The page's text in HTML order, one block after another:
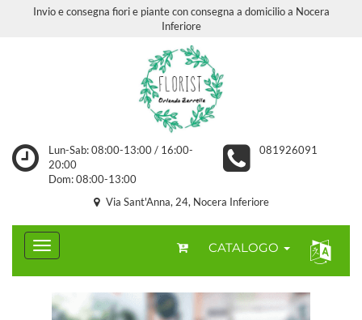
Invio e consegna fiori e piante con consegna a domicilio a Nocera
Inferiore
Lun-Sab: 08:00-13:00 / 16:00-
20:00
Dom: 08:00-13:00
081926091
Via Sant'Anna, 24, Nocera Inferiore
CATALOGO